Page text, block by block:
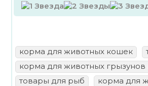
корма для животных кошек
корма для животных грызунов
товары для рыб
корма для